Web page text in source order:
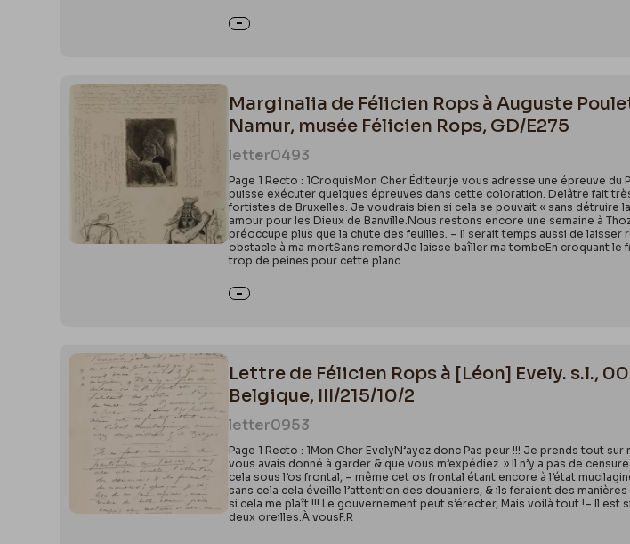
Marginalia de Félicien Rops à Auguste
Namur, musée Félicien Rops, GD/E275
letter0493
Page 1 Recto : 1CroquisMon Cher Éditeur,je vous adresse une épreuve
puisse exécuter quelques épreuves dans cette coloration. Delâtre fait
fortistes de Bruxelles. Je voudrais bien si cela se pouvait « sans détruire
amour pour les Dieux de Banville.Nous restons encore une semaine à
préoccupe plus que la chute des feuilles. – Il serait temps aussi de
obstacle à ma mortSans remordJe laisse baîller ma tombeEn croquant
trop de peines pour cette planc
Lettre de Félicien Rops à [Léon] Evely. s.l.,
Belgique, III/215/10/2
letter0953
Page 1 Recto : 1Mon Cher EvelyN’ayez donc Pas peur !!! Je prends tout
vous avais donné à garder & que vous m’expédiez. » Il n’y a pas de
cela sous l’os frontal, – même cet os frontal étant encore à l’état
sans cela cela éveille l’attention des douaniers, & ils feraient des
si cela me plaît !!! Le gouvernement peut s’érecter, Mais voilà tout !– Il
deux oreilles.À vousF.R